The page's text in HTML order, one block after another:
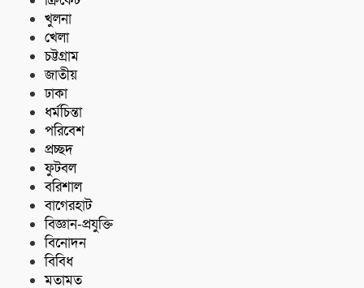
খুলনা
খেলা
চট্টগ্রাম
জাতীয়
ঢাকা
ধর্মচিন্তা
পরিবেশ
প্রচ্ছদ
ফুটবল
বরিশাল
বাগেরহাট
বিজ্ঞান-প্রযুক্তি
বিনোদন
বিবিধ
মতামত